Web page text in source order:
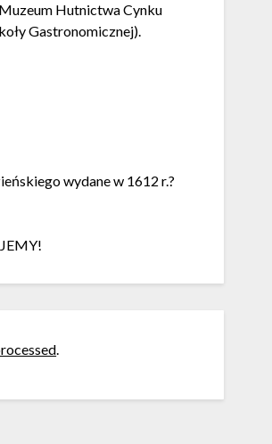
Hutnictwa Cynku
Gastronomicznej).
wydane w 1612 r.?
.